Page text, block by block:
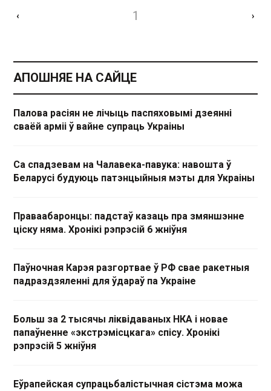
‹ 1 ›
АПОШНЯЕ НА САЙЦЕ
Палова расіян не лічыць паспяховымі дзеянні
сваёй арміі ў вайне супраць Украіны
Са спадзевам на Чалавека-павука: навошта ў
Беларусі будуюць патэнцыйныя мэты для Украіны
Праваабаронцы: падстаў казаць пра змяншэнне
ціску няма. Хронікі рэпрэсій 6 жніўня
Паўночная Карэя разгортвае ў РФ свае ракетныя
падраздзяленні для ўдараў па Украіне
Больш за 2 тысячы ліквідаваных НКА і новае
папаўненне «экстрэмісцкага» спісу. Хронікі
рэпрэсій 5 жніўня
Еўрапейская супрацьбалістычная сістэма можа